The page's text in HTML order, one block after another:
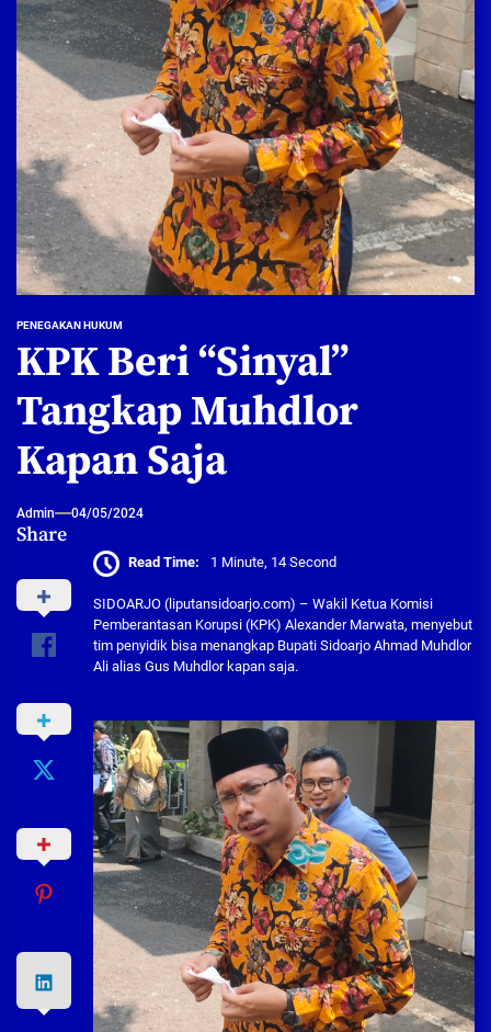
PENEGAKAN HUKUM
KPK Beri “Sinyal”
Tangkap Muhdlor
Kapan Saja
Admin 04/05/2024
Share
Read Time: 1 Minute, 14 Second
SIDOARJO (liputansidoarjo.com) – Wakil Ketua Komisi
Pemberantasan Korupsi (KPK) Alexander Marwata, menyebut
tim penyidik bisa menangkap Bupati Sidoarjo Ahmad Muhdlor
Ali alias Gus Muhdlor kapan saja.